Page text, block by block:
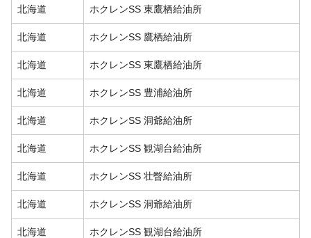
北海道 ホクレンSS 東鷹栖給油所
北海道 ホクレンSS 鷹栖給油所
北海道 ホクレンSS 東鷹栖給油所
北海道 ホクレンSS 豊浦給油所
北海道 ホクレンSS 洞爺給油所
北海道 ホクレンSS 観湖台給油所
北海道 ホクレンSS 壮瞥給油所
北海道 ホクレンSS 洞爺給油所
北海道 ホクレンSS 観湖台給油所